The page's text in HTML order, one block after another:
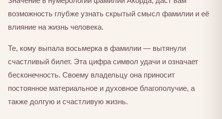
возможность глубже узнать скрытый смысл фамилии и её
влияние на жизнь человека.
Те, кому выпала восьмерка в фамилии — вытянули
счастливый билет. Эта цифра символ удачи и означает
бесконечность. Своему владельцу она приносит
постоянное материальное и духовное благополучие, а
также долгую и счастливую жизнь.